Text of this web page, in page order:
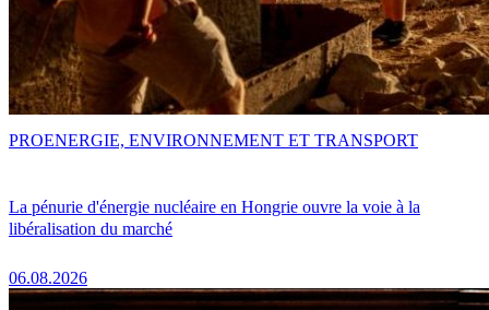
La pénurie d'énergie nucléaire en Hongrie ouvre la voie à la
libéralisation du marché
06.08.2026
PROENERGIE, ENVIRONNEMENT ET TRANSPORT